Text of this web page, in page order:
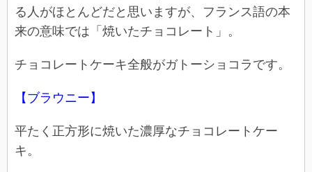
る人がほとんどだと思いますが、フランス語の本
来の意味では「焼いたチョコレート」。
チョコレートケーキ全般がガトーショコラです。
【ブラウニー】
平たく正方形に焼いた濃厚なチョコレートケー
キ。